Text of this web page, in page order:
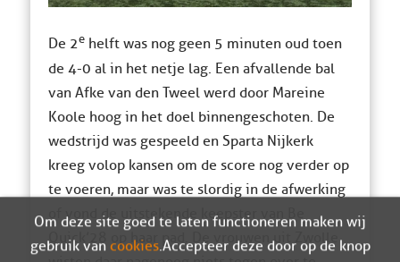
De 2ehelft was nog geen 5 minuten oud toen
de 4-0 al in het netje lag. Een afvallende bal
van Afke van den Tweel werd door Mareine
Koole hoog in het doel binnengeschoten. De
wedstrijd was gespeeld en Sparta Nijkerk
kreeg volop kansen om de score nog verder op
te voeren, maar was te slordig in de afwerking
of vond de uitstekende keepster van Be
Quick’28 op haar pad. De vrouwen uit Zwolle
Om deze site goed te laten functioneren maken wij
gebruik van cookies. Accepteer deze door op de knop